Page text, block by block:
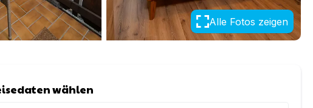
Alle Fotos zeigen
wählen